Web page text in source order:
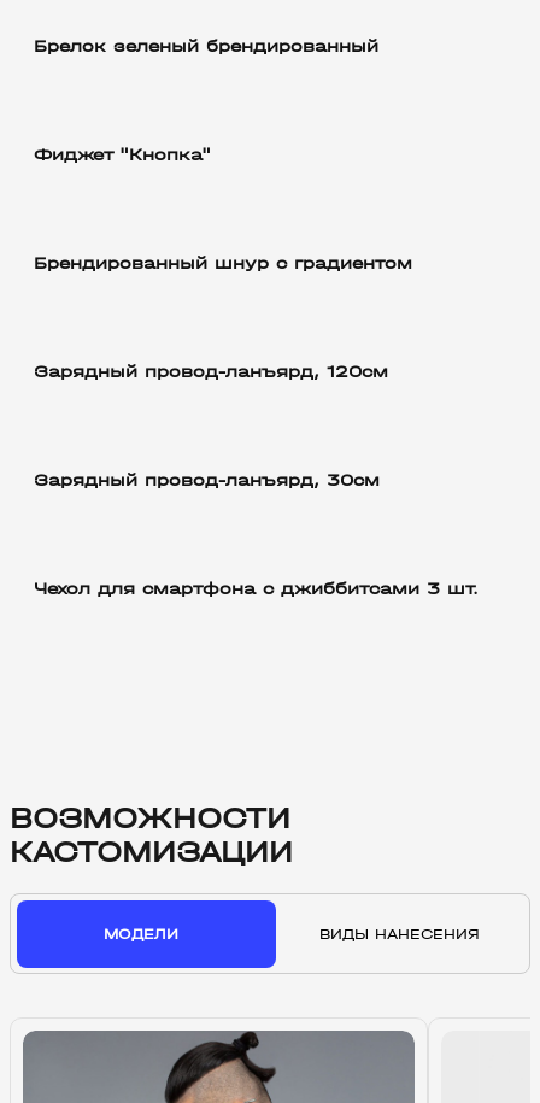
Брелок зеленый брендированный
Фиджет "Кнопка"
Брендированный шнур с градиентом
Зарядный провод-ланъярд, 120см
Зарядный провод-ланъярд, 30см
Чехол для смартфона с джиббитсами 3 шт.
ВОЗМОЖНОСТИ
КАСТОМИЗАЦИИ
МОДЕЛИ ВИДЫ НАНЕСЕНИЯ